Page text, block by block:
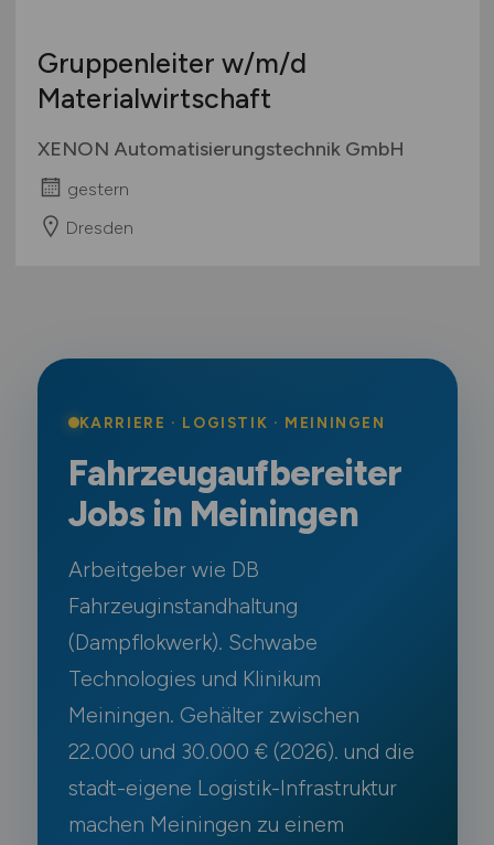
Gruppenleiter w/m/d
Materialwirtschaft
XENON Automatisierungstechnik GmbH
gestern
Dresden
KARRIERE · LOGISTIK · MEININGEN
Fahrzeugaufbereiter
Jobs in Meiningen
Arbeitgeber wie DB
Fahrzeuginstandhaltung
(Dampflokwerk). Schwabe
Technologies und Klinikum
Meiningen. Gehälter zwischen
22.000 und 30.000 € (2026). und die
stadt-eigene Logistik-Infrastruktur
machen Meiningen zu einem